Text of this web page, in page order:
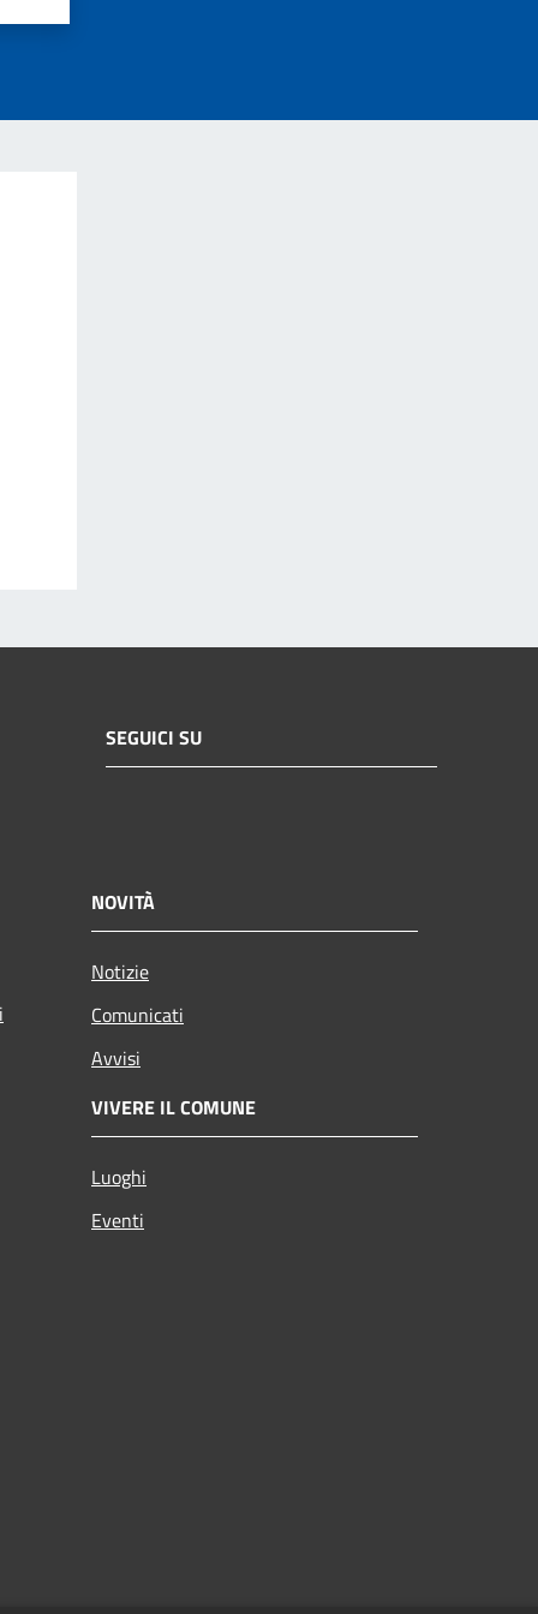
SEGUICI SU
NOVITÀ
Notizie
Comunicati
Avvisi
VIVERE IL COMUNE
Luoghi
Eventi